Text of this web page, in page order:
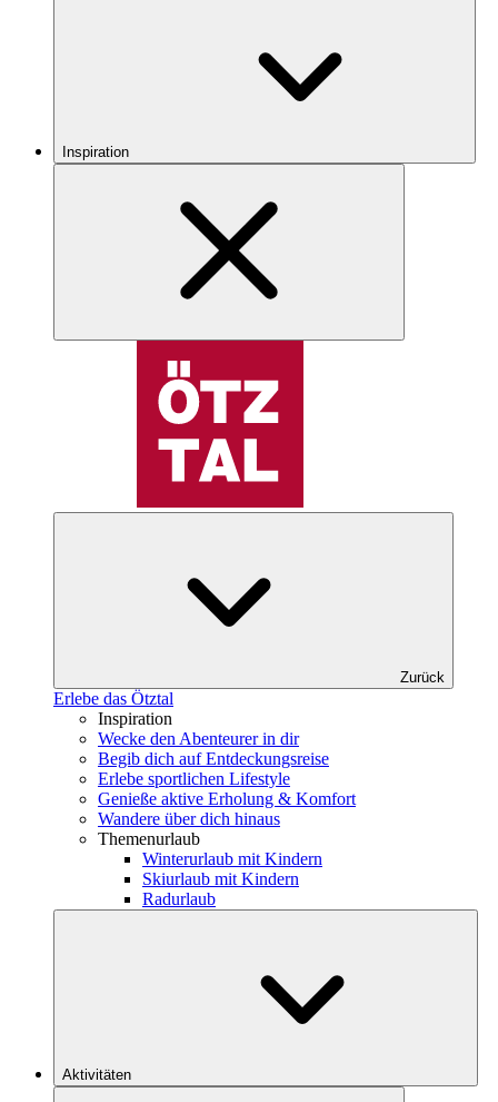
Inspiration
Zurück
Erlebe das Ötztal
Inspiration
Wecke den Abenteurer in dir
Begib dich auf Entdeckungsreise
Erlebe sportlichen Lifestyle
Genieße aktive Erholung & Komfort
Wandere über dich hinaus
Themenurlaub
Winterurlaub mit Kindern
Skiurlaub mit Kindern
Radurlaub
Aktivitäten